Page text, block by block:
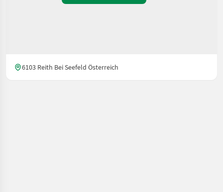
6103 Reith Bei Seefeld Österreich